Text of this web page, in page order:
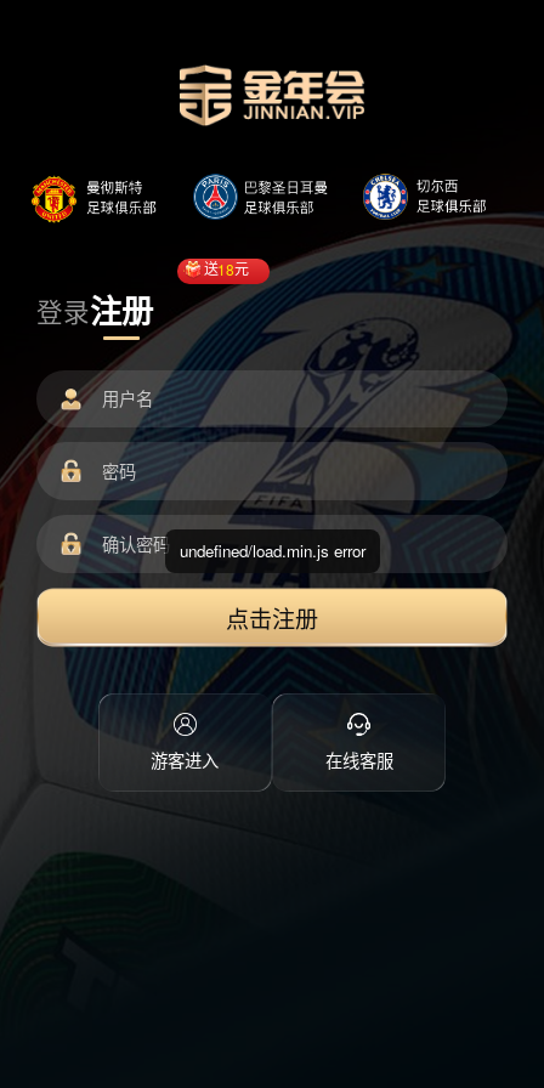
登录注册
送18元
点击注册
游客进入 在线客服
undefined/load.min.js error